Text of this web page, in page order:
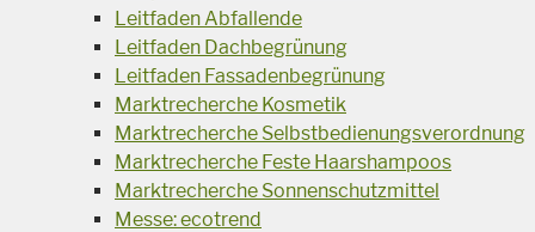
Leitfaden Abfallende
Leitfaden Dachbegrünung
Leitfaden Fassadenbegrünung
Marktrecherche Kosmetik
Marktrecherche Selbstbedienungsverordnung
Marktrecherche Feste Haarshampoos
Marktrecherche Sonnenschutzmittel
Messe: ecotrend